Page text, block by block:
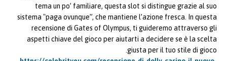
tema un po’ familiare, questa slot si distingue grazie al suo
sistema "paga ovunque”, che mantiene l’azione fresca. In questa
recensione di Gates of Olympus, ti guideremo attraverso gli
aspetti chiave del gioco per aiutarti a decidere se è la scelta
giusta per il tuo stile di gioco.